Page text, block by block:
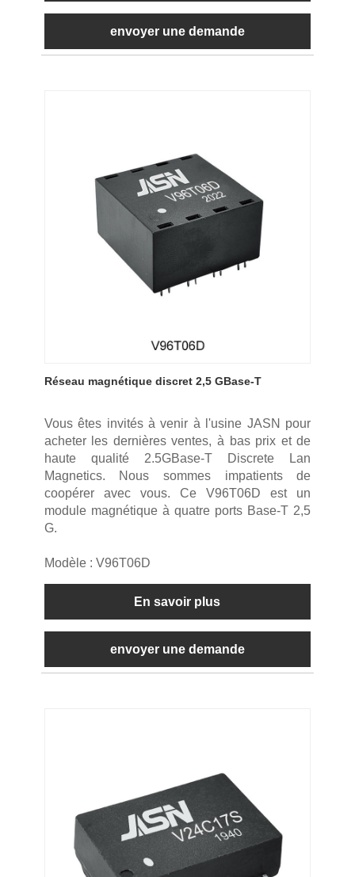
envoyer une demande
Réseau magnétique discret 2,5 GBase-T
Vous êtes invités à venir à l'usine JASN pour
acheter les dernières ventes, à bas prix et de
haute qualité 2.5GBase-T Discrete Lan
Magnetics. Nous sommes impatients de
coopérer avec vous. Ce V96T06D est un
module magnétique à quatre ports Base-T 2,5
G.
Modèle : V96T06D
En savoir plus
envoyer une demande